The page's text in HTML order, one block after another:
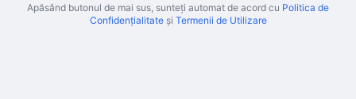
Apăsând butonul de mai sus, sunteți automat de acord cu Politica de
Confidențialitate și Termenii de Utilizare